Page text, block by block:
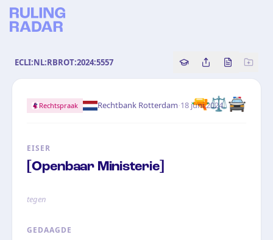
ECLI:NL:RBROT:2024:5557 Copy source
Share this
Bekijk
🔫⚖️🚔
Rechtspraak Rechtbank Rotterdam·18 juni 2024
EISER
[Openbaar Ministerie]
tegen
GEDAAGDE